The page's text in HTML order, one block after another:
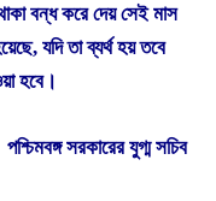
বন্ধ করে দেয় সেই মাস
যদি তা ব্যর্থ হয় তবে
হবে।
পশ্চিমবঙ্গ সরকারের যুগ্ম সচিব